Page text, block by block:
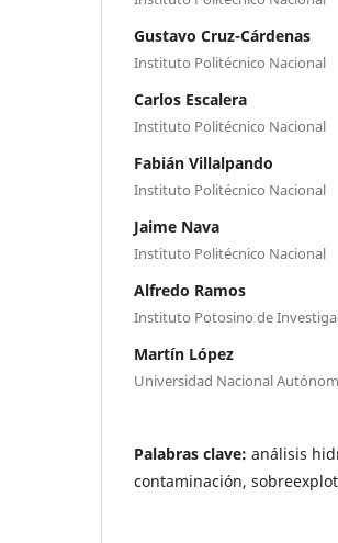
Gustavo Cruz-Cárdenas
Instituto Politécnico Nacional
Carlos Escalera
Instituto Politécnico Nacional
Fabián Villalpando
Instituto Politécnico Nacional
Jaime Nava
Instituto Politécnico Nacional
Alfredo Ramos
Instituto Potosino de
Martín López
Universidad Nacional
Palabras clave: análisis
contaminación,